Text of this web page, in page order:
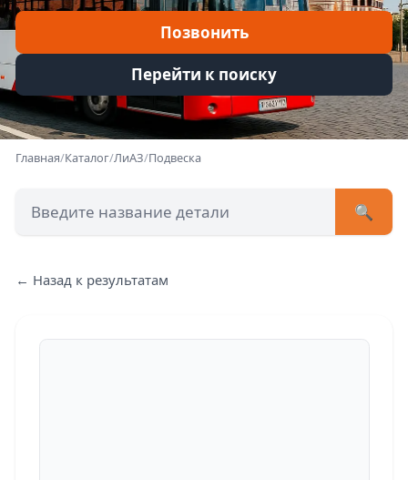
Позвонить
Перейти к поиску
Главная/Каталог/ЛиАЗ/Подвеска
🔍
← Назад к результатам